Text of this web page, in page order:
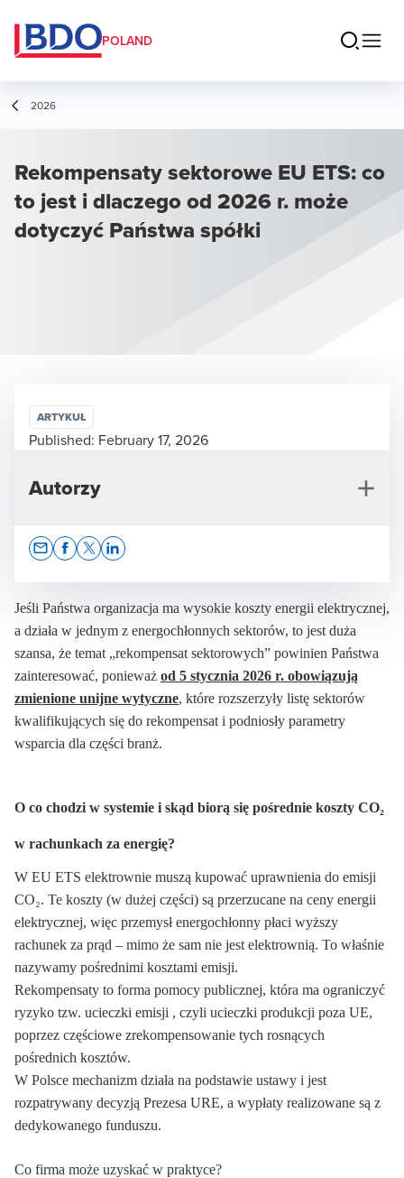
POLAND
2026
Rekompensaty sektorowe EU ETS: co
to jest i dlaczego od 2026 r. może
dotyczyć Państwa spółki
Jeśli Państwa organizacja ma wysokie koszty energii elektrycznej,
a działa w jednym z energochłonnych sektorów, to jest duża
szansa, że temat „rekompensat sektorowych” powinien Państwa
zainteresować, ponieważ od 5 stycznia 2026 r. obowiązują
zmienione unijne wytyczne, które rozszerzyły listę sektorów
kwalifikujących się do rekompensat i podniosły parametry
wsparcia dla części branż.
O co chodzi w systemie i skąd biorą się pośrednie koszty CO₂
w rachunkach za energię?
W EU ETS elektrownie muszą kupować uprawnienia do emisji
CO₂. Te koszty (w dużej części) są przerzucane na ceny energii
elektrycznej, więc przemysł energochłonny płaci wyższy
rachunek za prąd – mimo że sam nie jest elektrownią. To właśnie
nazywamy pośrednimi kosztami emisji.
Rekompensaty to forma pomocy publicznej, która ma ograniczyć
ryzyko tzw. ucieczki emisji , czyli ucieczki produkcji poza UE,
poprzez częściowe zrekompensowanie tych rosnących
pośrednich kosztów.
W Polsce mechanizm działa na podstawie ustawy i jest
rozpatrywany decyzją Prezesa URE, a wypłaty realizowane są z
dedykowanego funduszu.
Co firma może uzyskać w praktyce?
ARTYKUŁ
Published: February 17, 2026
Autorzy
Anna Pacanowska-Stasiak
Partner w Dziale Rewizji Finansowej, biegły rewident